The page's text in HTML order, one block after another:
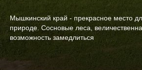
Мышкинский край - прекрасное место
природе. Сосновые леса,
возможность замедлиться